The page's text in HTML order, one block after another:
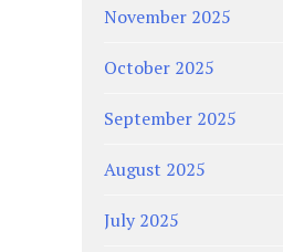
November 2025
October 2025
September 2025
August 2025
July 2025